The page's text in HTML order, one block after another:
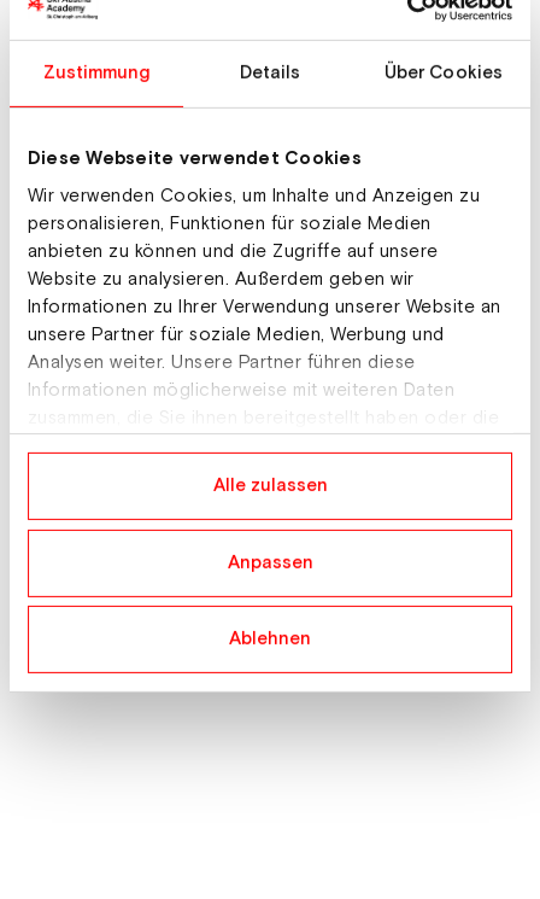
Zustimmung Details Über Cookies
Diese Webseite verwendet Cookies
Wir verwenden Cookies, um Inhalte und Anzeigen zu
personalisieren, Funktionen für soziale Medien
anbieten zu können und die Zugriffe auf unsere
Website zu analysieren. Außerdem geben wir
Informationen zu Ihrer Verwendung unserer Website an
unsere Partner für soziale Medien, Werbung und
Analysen weiter. Unsere Partner führen diese
Informationen möglicherweise mit weiteren Daten
Alle zulassen
Anpassen
Ablehnen
Schneeverhältnisse checken, das Wetter beobachten
oder einfach die Atmosphäre vor Ort spüren
möchtest -hier bist du mittendrin.